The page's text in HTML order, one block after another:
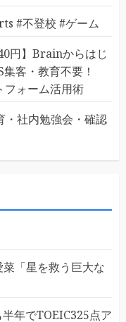
#不登校 #ゲーム
円】Brainからはじ
客・教育不要！
フォーム活用術
・社内勉強会・確認
「星を救う巨大な
年でTOEIC325点ア